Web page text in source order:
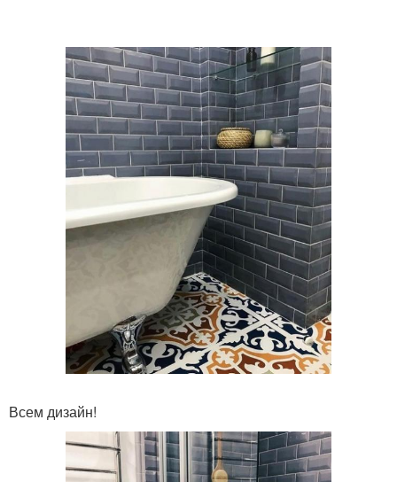
Всем дизайн!